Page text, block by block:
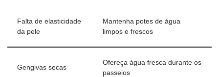
Falta de elasticidade
da pele
Mantenha potes de água
limpos e frescos
Gengivas secas
Ofereça água fresca durante os
passeios